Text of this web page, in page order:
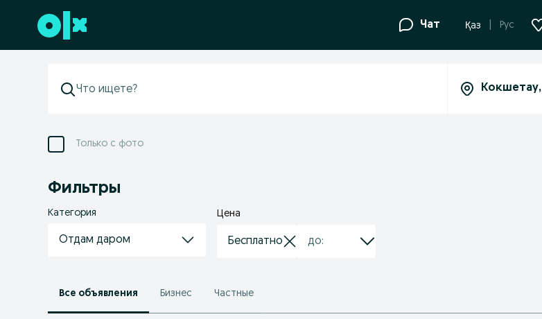
Перейти к нижнему колонтитулу Чат Қаз Рус
Только с фото
Фильтры
Категория
Отдам даром
Цена
Все объявления Бизнес Частные